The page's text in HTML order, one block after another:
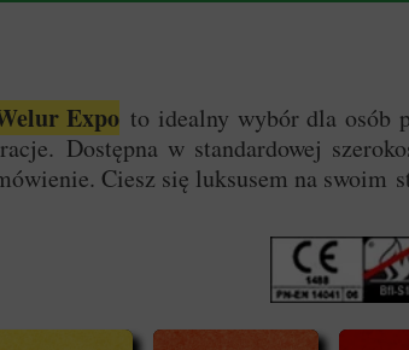
Expo to idealny wybór dla osób
Dostępna w standardowej
Ciesz się luksusem na